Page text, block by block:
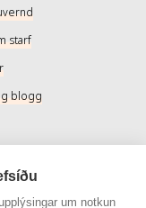
starf
blogg
um notkun